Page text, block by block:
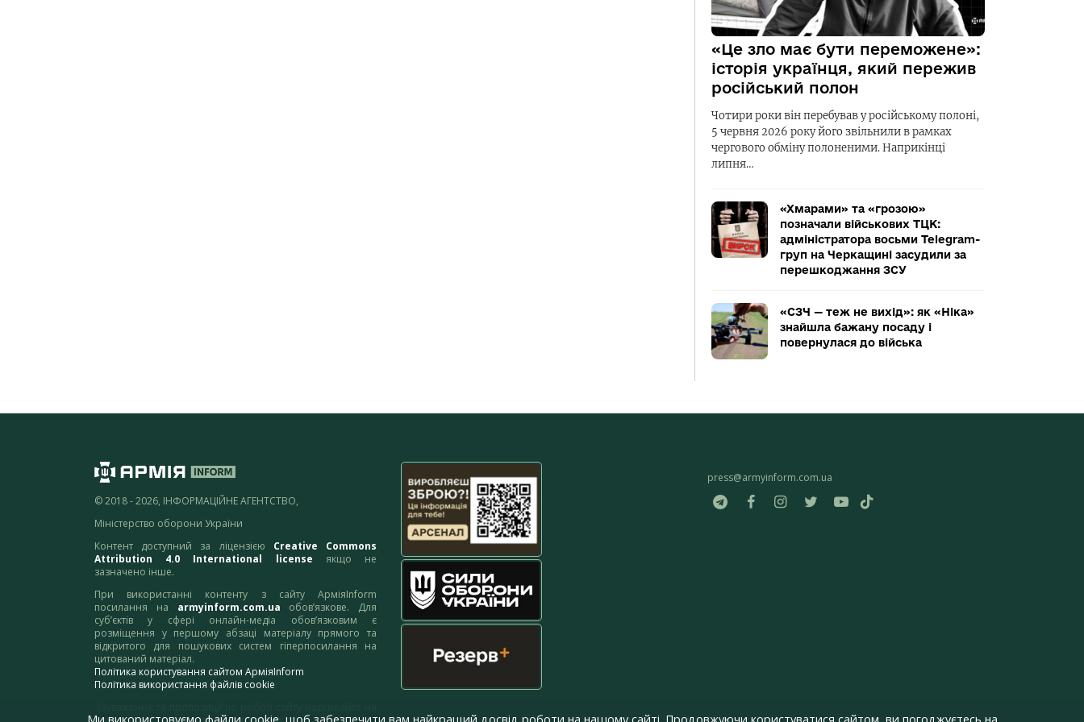
«Це зло має бути переможене»:
історія українця, який пережив
російський полон
Чотири роки він перебував у російському полоні,
5 червня 2026 року його звільнили в рамках
чергового обміну полоненими. Наприкінці
липня…
«Хмарами» та «грозою»
позначали військових ТЦК:
адміністратора восьми Telegram-
груп на Черкащині засудили за
перешкоджання ЗСУ
«СЗЧ — теж не вихід»: як «Ніка»
знайшла бажану посаду і
повернулася до війська
© 2018 - 2026, ІНФОРМАЦІЙНЕ АГЕНТСТВО,
Міністерство оборони України
Контент доступний за ліцензією Creative Commons
Attribution 4.0 International license якщо не
зазначено інше.
При використанні контенту з сайту АрміяInform
посилання на armyinform.com.ua обов’язкове. Для
суб’єктів у сфері онлайн-медіа обов’язковим є
розміщення у першому абзаці матеріалу прямого та
відкритого для пошукових систем гіперпосилання на
цитований матеріал.
Політика користування сайтом АрміяInform
Політика використання файлів cookie
press@armyinform.com.ua